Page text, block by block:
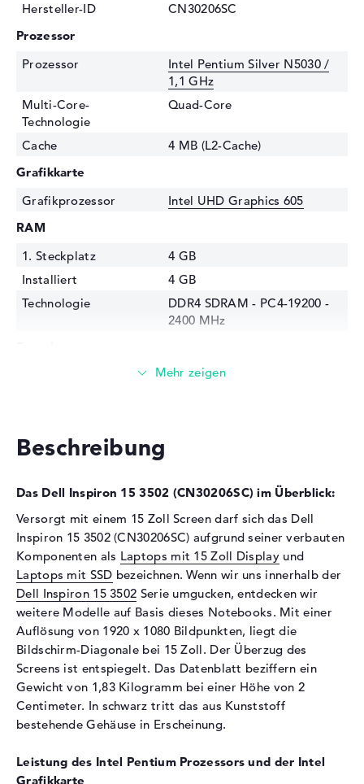
Hersteller-ID
CN30206SC
Prozessor
Prozessor
Intel Pentium Silver N5030 /
1,1 GHz
Multi-Core-
Technologie
Quad-Core
Cache
4 MB (L2-Cache)
Grafikkarte
Grafikprozessor
Intel UHD Graphics 605
RAM
1. Steckplatz
4 GB
Installiert
4 GB
Technologie
DDR4 SDRAM - PC4-19200 -
2400 MHz
128 GB SSD
Laufwerks-Typ
Max. Auflösung
1920 x 1080
Auflösungstyp
Full-HD
Besonderheiten
Display, entspiegelt, LED-
Hintergrundbeleuchtung,
WVA
Kartenleser
Unterstützte Flash-
Speicherkarten
SD Memory Card, SDHC,
SDXC
Audio
Mikrofon
vorhanden
Beschreibung
Das Dell Inspiron 15 3502 (CN30206SC) im Überblick:
Versorgt mit einem 15 Zoll Screen darf sich das Dell
Inspiron 15 3502 (CN30206SC) aufgrund seiner verbauten
Komponenten als Laptops mit 15 Zoll Displayund
Laptops mit SSD bezeichnen. Wenn wir uns innerhalb der
Dell Inspiron 15 3502 Serie umgucken, entdecken wir
weitere Modelle auf Basis dieses Notebooks. Mit einer
Auflösung von 1920 x 1080 Bildpunkten, liegt die
Bildschirm-Diagonale bei 15 Zoll. Der Überzug des
Screens ist entspiegelt. Das Datenblatt beziffern ein
Gewicht von 1,83 Kilogramm bei einer Höhe von 2
Centimeter. In schwarz tritt das aus Kunststoff
bestehende Gehäuse in Erscheinung.
Leistung des Intel Pentium Prozessors und der Intel
Grafikkarte